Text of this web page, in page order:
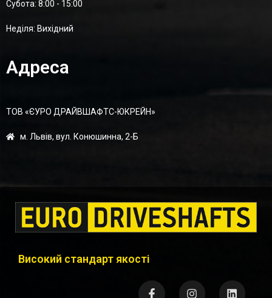
Суботa: 8:00 - 15:00
Неділя: Вихідний
Адреса
ТОВ «ЄУРО ДРАЙВШАФТC-ЮКРЕЙН»
м. Львів, вул. Конюшинна, 2-Б
Високий стандарт якості